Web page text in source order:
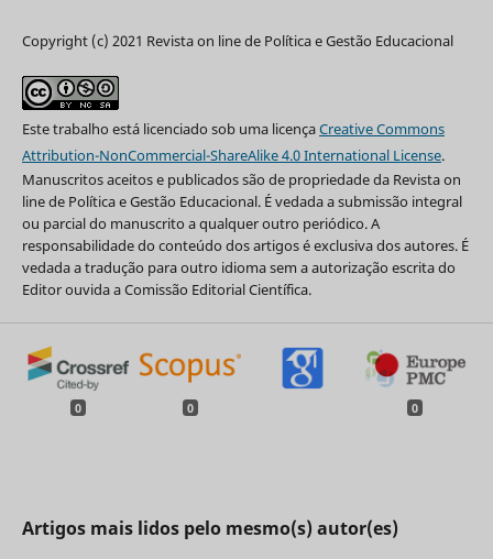
Copyright (c) 2021 Revista on line de Política e Gestão Educacional
Este trabalho está licenciado sob uma licençaCreative Commons
Attribution-NonCommercial-ShareAlike 4.0 International License.
Manuscritos aceitos e publicados são de propriedade da Revista on
line de Política e Gestão Educacional. É vedada a submissão integral
ou parcial do manuscrito a qualquer outro periódico. A
responsabilidade do conteúdo dos artigos é exclusiva dos autores. É
vedada a tradução para outro idioma sem a autorização escrita do
Editor ouvida a Comissão Editorial Científica.
0 0 0
Artigos mais lidos pelo mesmo(s) autor(es)